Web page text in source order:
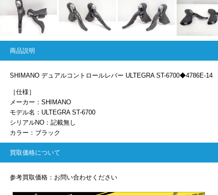
商品説明
SHIMANO デュアルコントロールレバー ULTEGRA ST-6700◆4786E-14
［仕様］
メーカー：SHIMANO
モデル名：ULTEGRA ST-6700
シリアルNO：記載無し
カラー：ブラック
買取価格について
参考買取価格：お問い合わせください